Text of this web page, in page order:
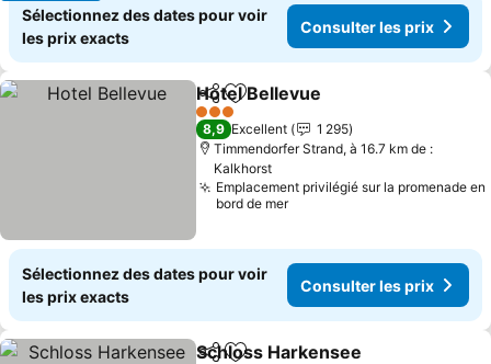
Sélectionnez des dates pour voir
les prix exacts
Consulter les prix
PartagerAjouter à mes favoris
Hotel Bellevue
3 Étoiles
8,9 Excellent
1 295
Timmendorfer Strand, à 16.7 km de :
Kalkhorst
Emplacement privilégié sur la promenade en
bord de mer
Sélectionnez des dates pour voir
les prix exacts
Consulter les prix
Schloss Harkensee